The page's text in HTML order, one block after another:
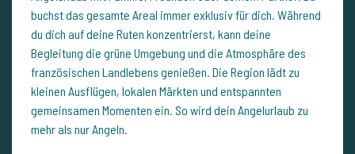
buchst das gesamte Areal immer exklusiv für dich. Während
du dich auf deine Ruten konzentrierst, kann deine
Begleitung die grüne Umgebung und die Atmosphäre des
französischen Landlebens genießen. Die Region lädt zu
kleinen Ausflügen, lokalen Märkten und entspannten
gemeinsamen Momenten ein. So wird dein Angelurlaub zu
mehr als nur Angeln.